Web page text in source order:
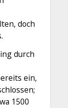
doch
durch
ein,
1500